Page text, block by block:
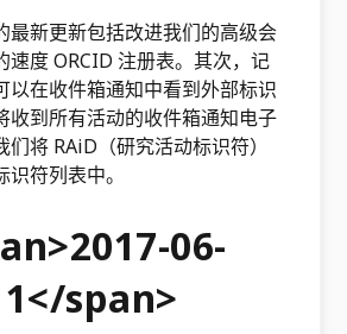
最新更新包括改进我们的高级会
速度 ORCID 注册表。其次，记
以在收件箱通知中看到外部标识
收到所有活动的收件箱通知电子
将 RAiD（研究活动标识符）
符列表中。
06-
span>